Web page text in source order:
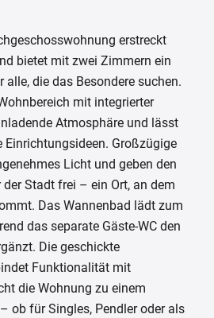
erstreckt
bietet mit zwei Zimmern ein
die das Besondere suchen.
mit integrierter
Atmosphäre und lässt
Einrichtungsideen. Großzügige
Licht und geben den
der Stadt frei – ein Ort, an dem
Das Wannenbad lädt zum
das separate Gäste-WC den
Die geschickte
Funktionalität mit
die Wohnung zu einem
ob für Singles, Pendler oder als